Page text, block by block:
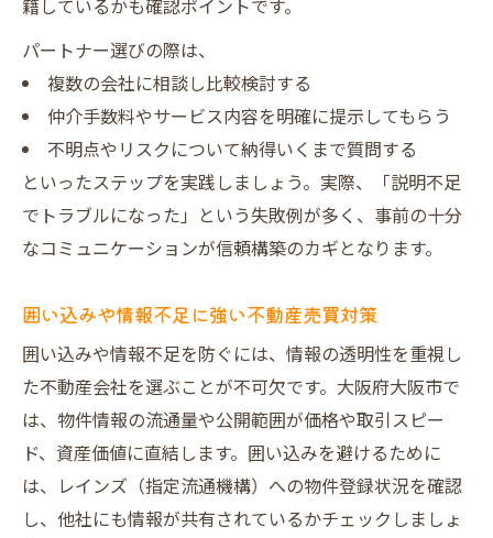
籍しているかも確認ポイントです。
パートナー選びの際は、
複数の会社に相談し比較検討する
仲介手数料やサービス内容を明確に提示してもらう
不明点やリスクについて納得いくまで質問する
といったステップを実践しましょう。実際、「説明不足
でトラブルになった」という失敗例が多く、事前の十分
なコミュニケーションが信頼構築のカギとなります。
囲い込みや情報不足に強い不動産売買対策
囲い込みや情報不足を防ぐには、情報の透明性を重視し
た不動産会社を選ぶことが不可欠です。大阪府大阪市で
は、物件情報の流通量や公開範囲が価格や取引スピー
ド、資産価値に直結します。囲い込みを避けるために
は、レインズ（指定流通機構）への物件登録状況を確認
し、他社にも情報が共有されているかチェックしましょ